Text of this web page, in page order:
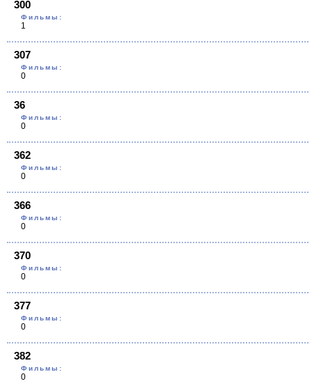
300
Фильмы:
1
307
Фильмы:
0
36
Фильмы:
0
362
Фильмы:
0
366
Фильмы:
0
370
Фильмы:
0
377
Фильмы:
0
382
Фильмы:
0